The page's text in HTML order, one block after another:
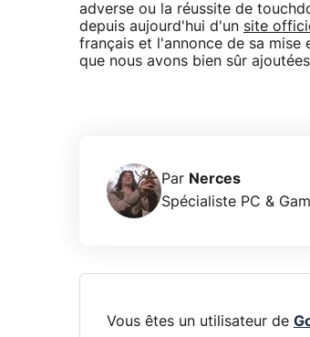
adverse ou la réussite de
depuis aujourd'hui d'un site
français et l'annonce de sa mise
que nous avons bien sûr
Par Nerces
Spécialiste PC &
Vous êtes un utilisateur de